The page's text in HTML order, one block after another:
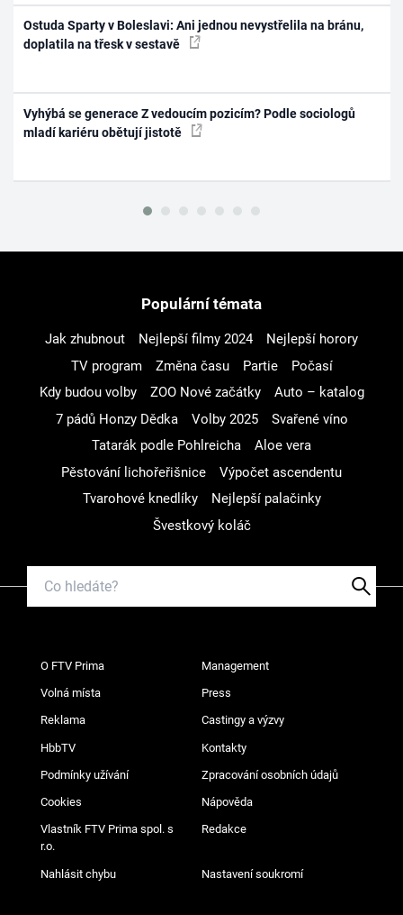
Ostuda Sparty v Boleslavi: Ani jednou nevystřelila na bránu,
doplatila na třesk v sestavě
Vyhýbá se generace Z vedoucím pozicím? Podle sociologů
mladí kariéru obětují jistotě
Populární témata
Jak zhubnout Nejlepší filmy 2024
Nejlepší horory
TV program
Změna času Partie
Počasí
Kdy budou volby
ZOO Nové začátky
Auto – katalog
7 pádů Honzy Dědka
Volby 2025
Svařené víno
Tatarák podle Pohlreicha
Aloe vera
Pěstování lichořeřišnice
Výpočet ascendentu
Tvarohové knedlíky
Nejlepší palačinky
Švestkový koláč
O FTV Prima Management
Volná místa Press
Reklama Castingy a výzvy
HbbTV Kontakty
Podmínky užívání Zpracování osobních údajů
Cookies Nápověda
Vlastník FTV Prima spol. s
r.o.
Redakce
Nahlásit chybu Nastavení soukromí